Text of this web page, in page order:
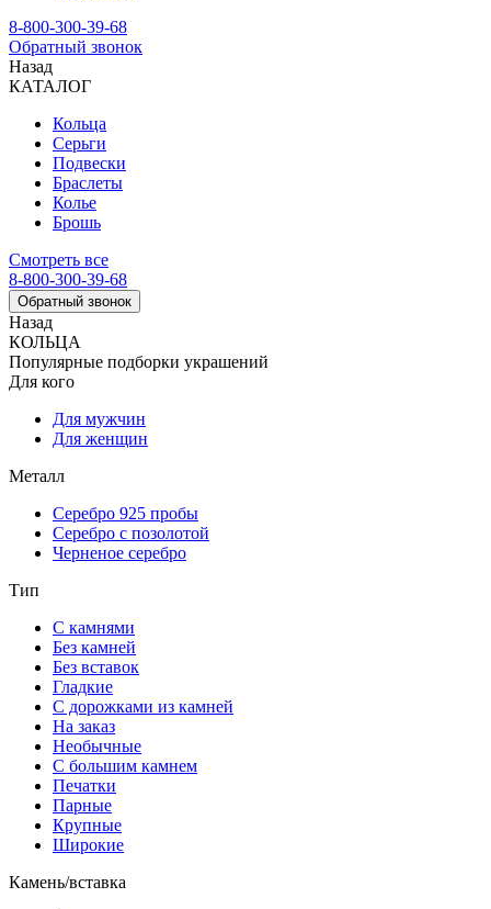
8-800-300-39-68
Обратный звонок
Назад
КАТАЛОГ
Кольца
Серьги
Подвески
Браслеты
Колье
Брошь
Смотреть все
8-800-300-39-68
Обратный звонок
Назад
КОЛЬЦА
Популярные подборки украшений
Для кого
Для мужчин
Для женщин
Металл
Серебро 925 пробы
Серебро с позолотой
Черненое серебро
Тип
С камнями
Без камней
Без вставок
Гладкие
С дорожками из камней
На заказ
Необычные
С большим камнем
Печатки
Парные
Крупные
Широкие
Камень/вставка